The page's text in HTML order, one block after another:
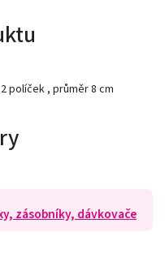
políček , průměr 8 cm
zásobníky, dávkovače